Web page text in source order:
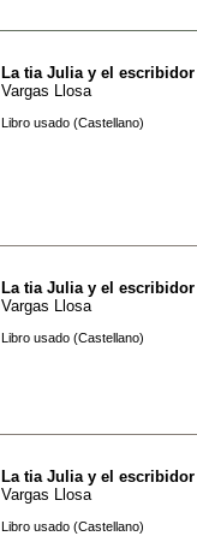
La tia Julia y el escribidor
Vargas Llosa
Libro usado (Castellano)
La tia Julia y el escribidor
Vargas Llosa
Libro usado (Castellano)
La tia Julia y el escribidor
Vargas Llosa
Libro usado (Castellano)